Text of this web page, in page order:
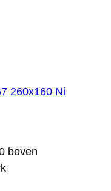
260x160 Ni
boven